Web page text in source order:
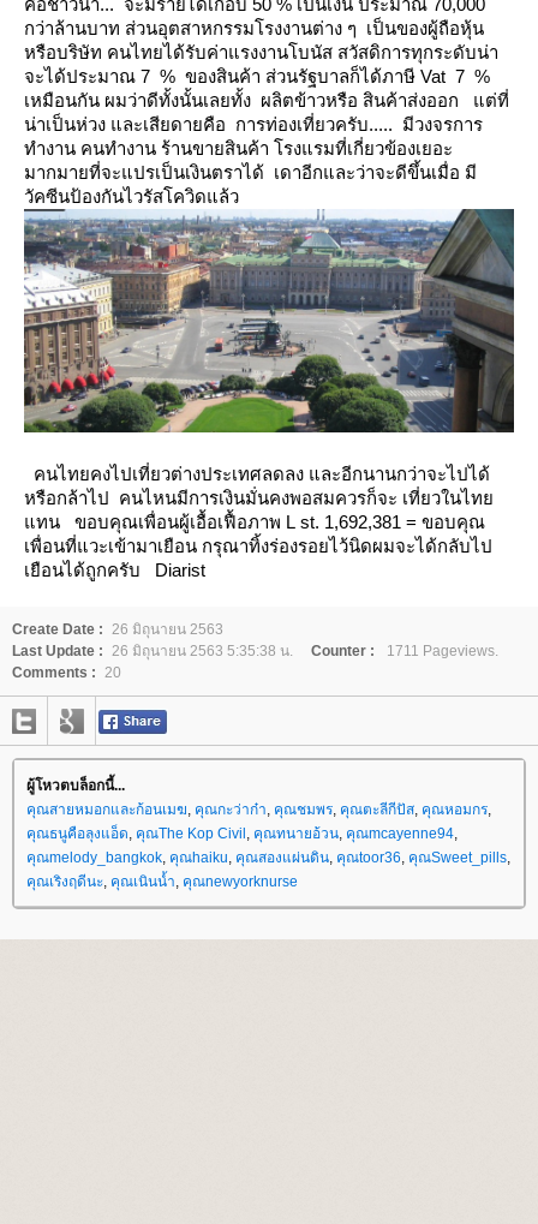
กว่าล้านบาท ส่วนอุตสาหกรรมโรงงานต่าง ๆ เป็นของผู้ถือหุ้น
หรือบริษัท คนไทยได้รับค่าแรงงานโบนัส สวัสดิการทุกระดับน่า
จะได้ประมาณ 7 % ของสินค้า ส่วนรัฐบาลก็ได้ภาษี Vat 7 %
เหมือนกัน ผมว่าดีทั้งนั้นเลยทั้ง ผลิตข้าวหรือ สินค้าส่งออก
ต่ที่
น่าเป็นห่วง และเสียดายคือ การท่องเที่ยวครับ..... มีวงจรการ
ทำงาน คนทำงาน ร้านขายสินค้า โรงแรมที่เกี่ยวข้องเยอะ
มากมายที่จะแปรเป็นเงินตราได้ เดาอีกและว่าจะดีขึ้นเมื่อ มี
วัคซีนป้องกันไวรัสโควิดแล้ว
คนไทยคงไปเที่ยวต่างประเทศลดลง และอีกนานกว่าจะไปได้
หรือกล้าไป คนไหนมีการเงินมั่นคงพอสมควรก็จะ เที่ยวในไท
ทน
ขอบคุณเพื่อนผู้เอื้อเฟื้อภาพ L st. 1,692,381 = ขอบคุณ
เพื่อนที่แวะเข้ามาเยือน กรุณาทิ้งร่องรอยไว้นิดผมจะได้กลับไป
เยือนได้ถูกครับ
Diarist
Create Date : 26 มิถุนายน 2563
Last Update : 26 มิถุนายน 2563 5:35:38 น. Counter :
1711 Pageviews.
Comments : 20
ผู้โหวตบล็อกนี้...
คุณสายหมอกและก้อนเมฆ, คุณกะว่าก๋า, คุณชมพร, คุณตะลีกีปัส, คุณหอมกร,
คุณธนูคือลุงแอ็ด, คุณThe Kop Civil , คุณทนายอ้วน, คุณmcayenne94,
คุณmelody_bangkok, คุณhaiku, คุณสองแผ่นดิน, คุณtoor36, คุณSweet_pills,
คุณเริงฤดีนะ, คุณเนินน้ำ, คุณnewyorknurse